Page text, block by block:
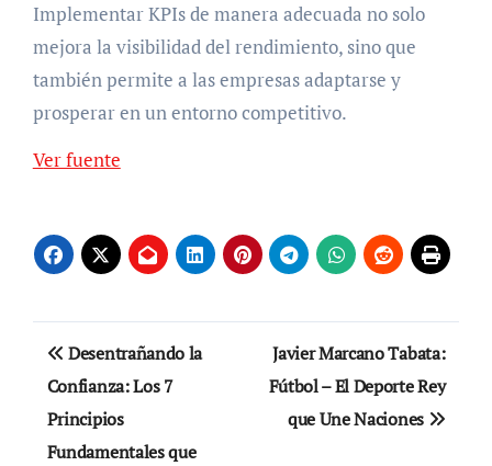
Implementar KPIs de manera adecuada no solo
mejora la visibilidad del rendimiento, sino que
también permite a las empresas adaptarse y
prosperar en un entorno competitivo.
Navegación
entradas
Ver fuente
Navegación
de
entradas
Desentrañando la
Confianza: Los 7
Principios
Fundamentales que
Javier Marcano Tabata:
Fútbol – El Deporte Rey
que Une Naciones